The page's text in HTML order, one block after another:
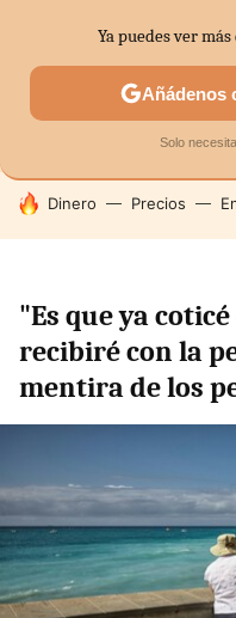
SECTORES ECONOMÍA
HOY SE HABLA DE
Dinero Precios
"Es que ya
recibiré con la
mentira de los
Ya puedes ver
Añádenos
Solo